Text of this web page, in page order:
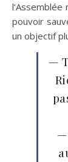
l’Assemblée
pouvoir
un objectif
—
—